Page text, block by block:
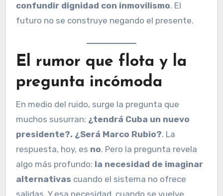
confundir dignidad con inmovilismo. El
futuro no se construye negando el presente.
El rumor que flota y la
pregunta incómoda
En medio del ruido, surge la pregunta que
muchos susurran: ¿tendrá Cuba un nuevo
presidente?. ¿Será Marco Rubio?. La
respuesta, hoy, es no. Pero la pregunta revela
algo más profundo: la necesidad de imaginar
alternativas cuando el sistema no ofrece